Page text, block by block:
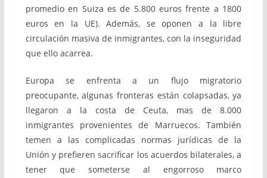
promedio en Suiza es de 5.800 euros frente a 1800
euros en la UE). Además, se oponen a la libre
circulación masiva de inmigrantes, con la inseguridad
que ello acarrea.
Europa se enfrenta a un flujo migratorio
preocupante, algunas fronteras están colapsadas, ya
llegaron a la costa de Ceuta, mas de 8.000
inmigrantes provenientes de Marruecos. También
temen a las complicadas normas jurídicas de la
Unión y prefieren sacrificar los acuerdos bilaterales, a
tener que someterse al engorroso marco